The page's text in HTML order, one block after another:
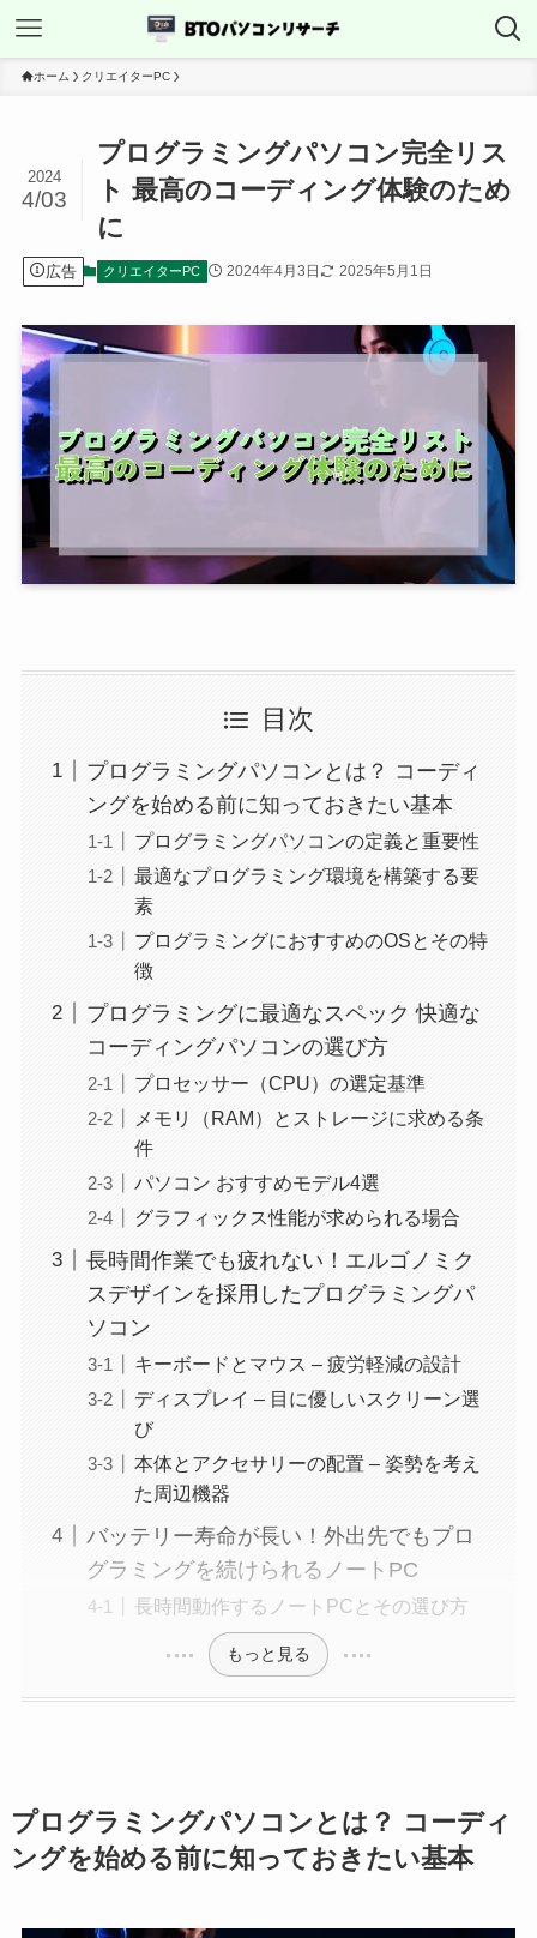
ホーム クリエイターPC
プログラミングパソコン完全リス
ト 最高のコーディング体験のため
に
2024
4/03
広告 クリエイターPC 2024年4月3日 2025年5月1日
目次
プログラミングパソコンとは？ コーディ
ングを始める前に知っておきたい基本
プログラミングパソコンの定義と重要性
最適なプログラミング環境を構築する要
素
プログラミングにおすすめのOSとその特
徴
プログラミングに最適なスペック 快適な
コーディングパソコンの選び方
プロセッサー（CPU）の選定基準
メモリ（RAM）とストレージに求める条
件
パソコン おすすめモデル4選
グラフィックス性能が求められる場合
長時間作業でも疲れない！エルゴノミク
スデザインを採用したプログラミングパ
ソコン
キーボードとマウス – 疲労軽減の設計
ディスプレイ – 目に優しいスクリーン選
び
本体とアクセサリーの配置 – 姿勢を考え
た周辺機器
バッテリー寿命が長い！外出先でもプロ
グラミングを続けられるノートPC
長時間動作するノートPCとその選び方
もっと見る
プログラミングパソコンとは？ コーディ
ングを始める前に知っておきたい基本